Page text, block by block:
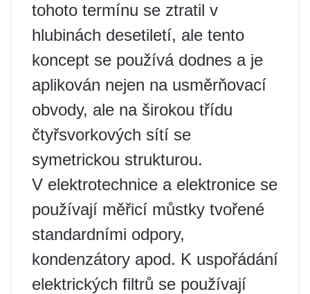
tohoto termínu se ztratil v
hlubinách desetiletí, ale tento
koncept se používá dodnes a je
aplikován nejen na usměrňovací
obvody, ale na širokou třídu
čtyřsvorkových sítí se
symetrickou strukturou.
V elektrotechnice a elektronice se
používají měřicí můstky tvořené
standardními odpory,
kondenzátory apod. K uspořádání
elektrických filtrů se používají